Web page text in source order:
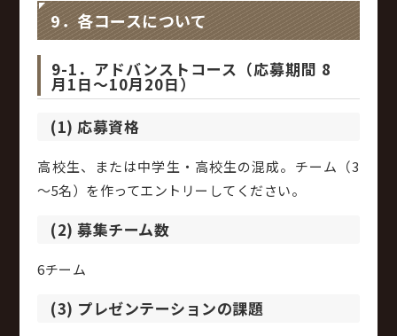
9．各コースについて
9-1．アドバンストコース（応募期間 8
月1日～10月20日）
(1) 応募資格
高校生、または中学生・高校生の混成。チーム（3
～5名）を作ってエントリーしてください。
(2) 募集チーム数
6チーム
(3) プレゼンテーションの課題